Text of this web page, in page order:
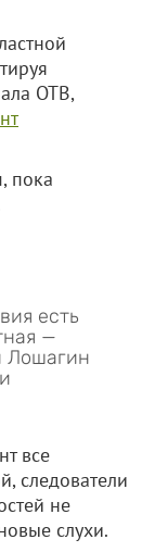
ОТВ,
пока
есть
—
Лошагин
все
следователи
не
слухи.